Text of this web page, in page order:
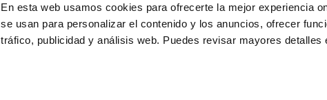
En esta web usamos cookies para ofrecerte la mejor experiencia
se usan para personalizar el contenido y los anuncios, ofrecer
tráfico, publicidad y análisis web. Puedes revisar mayores